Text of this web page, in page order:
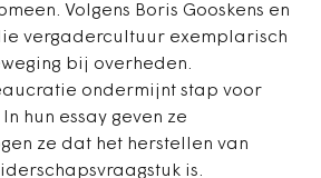
Volgens Boris Gooskens en
vergadercultuur exemplarisch
bij overheden.
ondermijnt stap voor
hun essay geven ze
ze dat het herstellen van
is.